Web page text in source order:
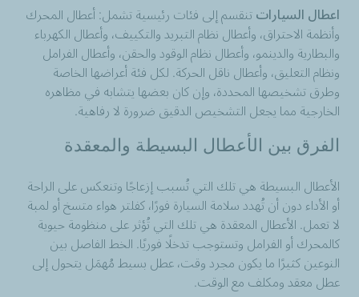
اعطال السياراتتنقسم إلى فئات رئيسية تشمل: أعطال المحرك
وأنظمة الاحتراق، وأعطال نظام التبريد والتكييف، وأعطال الكهرباء
والبطارية والدينمو، وأعطال نظام الوقود والحقن، وأعطال الفرامل
ونظام التعليق، وأعطال ناقل الحركة. لكل فئة أعراضها الخاصة
وطرق تشخيصها المحددة، وإن كان بعضها يتشابه في مظاهره
الخارجية مما يجعل التشخيص الدقيق ضرورة لا رفاهية.
الفرق بين الأعطال البسيطة والمعقدة
الأعطال البسيطة هي تلك التي تُسبب إزعاجًا وتنعكس على الراحة
أو الأداء دون أن تُهدد سلامة السيارة فورًا، كفلتر هواء متسخ أو لمبة
لا تعمل. الأعطال المعقدة هي تلك التي تُؤثر على منظومة حيوية
كالمحرك أو الفرامل وتستوجب تدخلًا فوريًا. الخط الفاصل بين
النوعين كثيرًا ما يكون مجرد وقت، عطل بسيط مُهمَل يتحول إلى
عطل معقد ومكلف مع الوقت.